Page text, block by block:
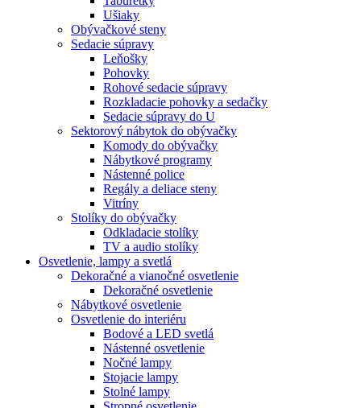
Ušiaky
Obývačkové steny
Sedacie súpravy
Leňošky
Pohovky
Rohové sedacie súpravy
Rozkladacie pohovky a sedačky
Sedacie súpravy do U
Sektorový nábytok do obývačky
Komody do obývačky
Nábytkové programy
Nástenné police
Regály a deliace steny
Vitríny
Stolíky do obývačky
Odkladacie stolíky
TV a audio stolíky
Osvetlenie, lampy a svetlá
Dekoračné a vianočné osvetlenie
Dekoračné osvetlenie
Nábytkové osvetlenie
Osvetlenie do interiéru
Bodové a LED svetlá
Nástenné osvetlenie
Nočné lampy
Stojacie lampy
Stolné lampy